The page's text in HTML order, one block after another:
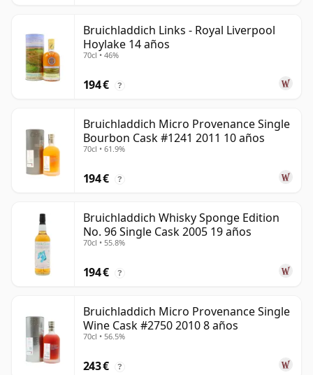
Bruichladdich Links - Royal Liverpool
Hoylake 14 años
70cl • 46%
194 € ?
Bruichladdich Micro Provenance Single
Bourbon Cask #1241 2011 10 años
70cl • 61.9%
194 € ?
Bruichladdich Whisky Sponge Edition
No. 96 Single Cask 2005 19 años
70cl • 55.8%
194 € ?
Bruichladdich Micro Provenance Single
Wine Cask #2750 2010 8 años
70cl • 56.5%
243 € ?